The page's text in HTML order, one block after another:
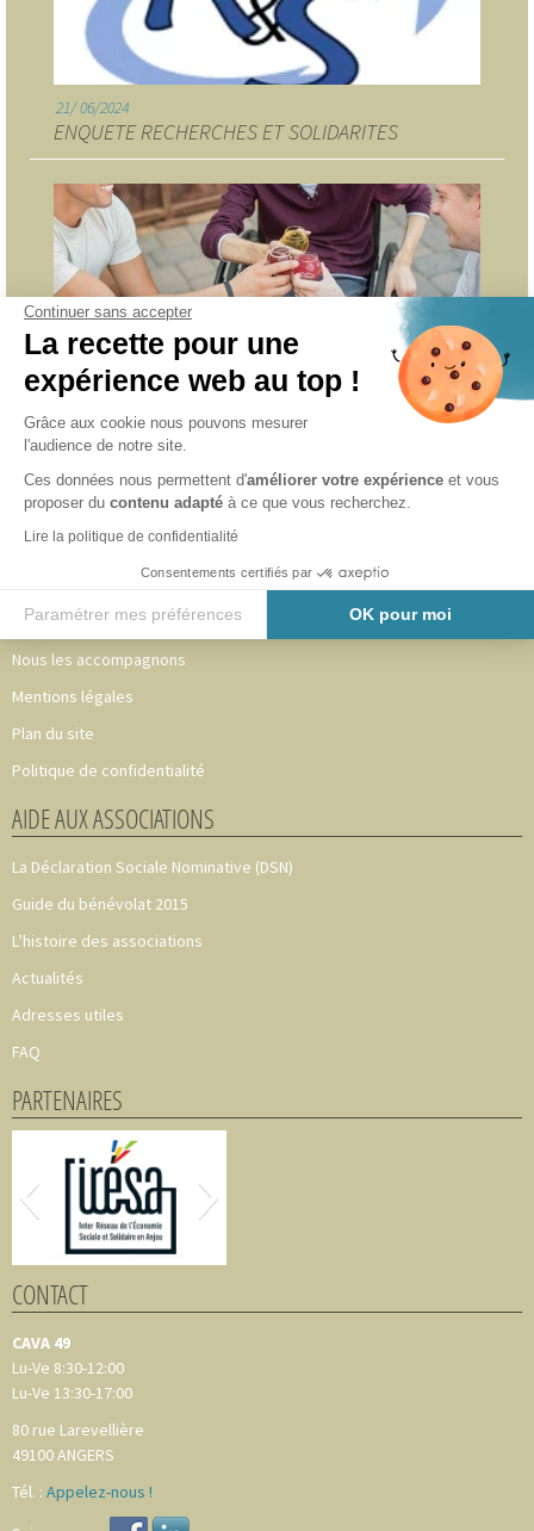
Continuer sans accepter
La recette pour une
expérience web au top !
Grâce aux cookie nous pouvons mesurer
l'audience de notre site.
Ces données nous permettent d'améliorer votre expérience et vous
proposer du contenu adapté à ce que vous recherchez.
Lire la politique de confidentialité
Consentements certifiés par
Paramétrer mes préférences OK pour moi
Axeptio consent
Plateforme de Gestion du Consentement : Personnalisez vos
Notre plateforme vous permet d'adapter et de gérer vos
21 06/2024
ENQUETE RECHERCHES ET SOLIDARITES
7 05/2024
ASSOCIATION RENCONTRES, AMITIES et HANDICAP
INFORMATIONS
Accueil
Adhérer au CAVA 49
Partenaires
Nous les accompagnons
Mentions légales
Plan du site
Politique de confidentialité
AIDE AUX ASSOCIATIONS
La Déclaration Sociale Nominative (DSN)
Guide du bénévolat 2015
L’histoire des associations
Actualités
Adresses utiles
FAQ
PARTENAIRES
CONTACT
CAVA 49
Lu-Ve 8:30-12:00
Lu-Ve 13:30-17:00
80 rue Larevellière
49100ANGERS
Tél. : Appelez-nous !